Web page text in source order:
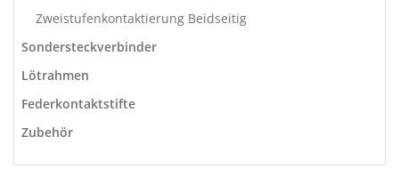
Zweistufenkontaktierung Beidseitig
Sondersteckverbinder
Lötrahmen
Federkontaktstifte
Zubehör